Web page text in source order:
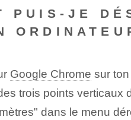
PUIS-JE
Google Chrome sur
trois points verticaux
dans le menu